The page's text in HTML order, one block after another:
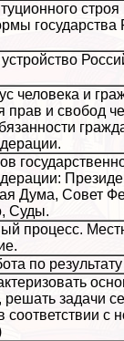
строя
государства
человека и
прав и свобод
Дума, Совет
Суды.
процесс.
по
решать задачи
соответствии с